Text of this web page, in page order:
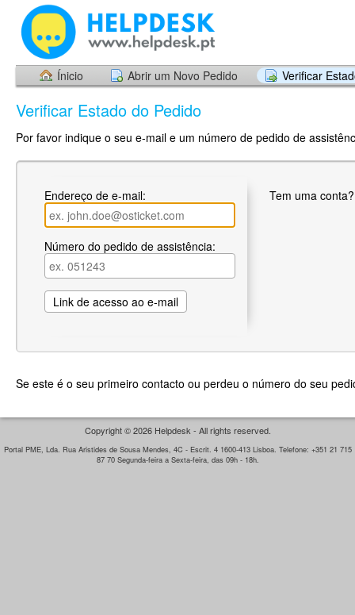
Ínicio Abrir um Novo Pedido Verificar
Verificar Estado do Pedido
Por favor indique o seu e-mail e um número de pedido de
Endereço de e-mail:
Número do pedido de assistência:
Tem uma
Se este é o seu primeiro contacto ou perdeu o número do seu
Copyright © 2026 Helpdesk - All rights reserved.
Portal PME, Lda. Rua Aristides de Sousa Mendes, 4C - Escrit. 4 1600-413 Lisboa. Telefone: +351 21 715
87 70 Segunda-feira a Sexta-feira, das 09h - 18h.